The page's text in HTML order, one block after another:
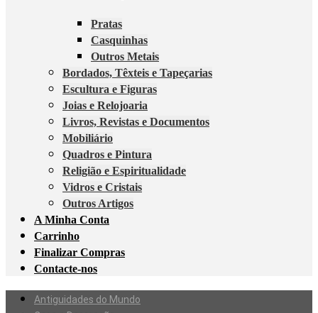
Pratas
Casquinhas
Outros Metais
Bordados, Têxteis e Tapeçarias
Escultura e Figuras
Joias e Relojoaria
Livros, Revistas e Documentos
Mobiliário
Quadros e Pintura
Religião e Espiritualidade
Vidros e Cristais
Outros Artigos
A Minha Conta
Carrinho
Finalizar Compras
Contacte-nos
Antiguidades do Mundo